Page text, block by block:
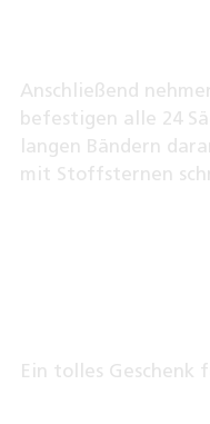
Anschließend
befestigen alle 24
langen Bändern
mit Stoffsternen
Ein tolles Geschenk